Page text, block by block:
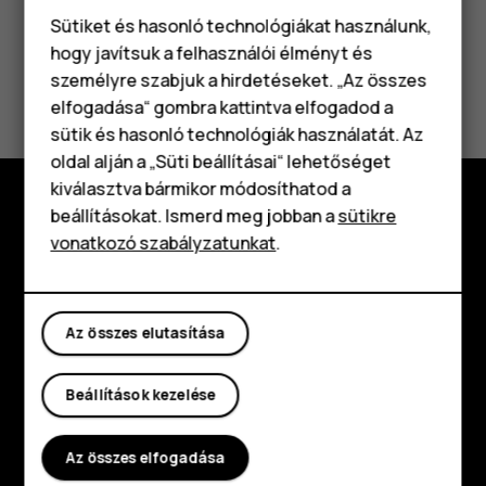
Okostelefonok
Klasszikus telefonok
Tartozékok
Táblagépek
Hasznosnak találtad?
Igen Nem
Fedezd fel
Planet and people
Támogatás
FacebookInstagram
TiktokYoutube
Sütiket és hasonló technológiákat használunk,
hogy javítsuk a felhasználói élményt és
személyre szabjuk a hirdetéseket. „Az összes
elfogadása“ gombra kattintva elfogadod a
sütik és hasonló technológiák használatát. Az
oldal alján a „Süti beállításai“ lehetőséget
kiválasztva bármikor módosíthatod a
beállításokat. Ismerd meg jobban asütikre
vonatkozó szabályzatunkat.
Az összes elutasítása
Beállítások kezelése
Az összes elfogadása